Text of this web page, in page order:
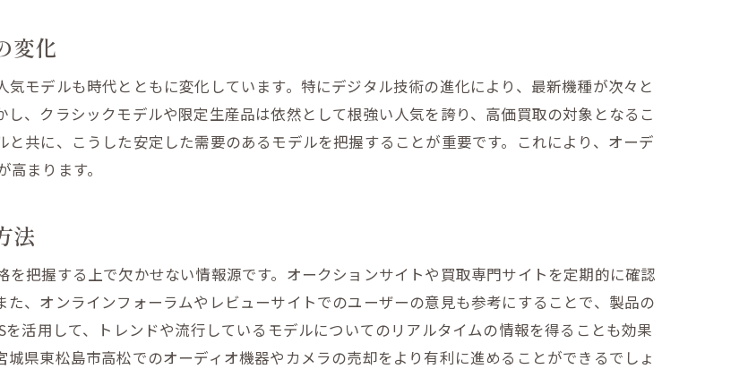
を巻き込む方法
ラインのハイブリッド戦略
ミュニケーション術
った宣伝方法
ためのカメラのメンテナンス方法
理方法
場合の保管法
び方
ナンス時期
を残す重要性
変化
モデルも時代とともに変化しています。特にデジタル技術の進化により、最新機種が次々と
、クラシックモデルや限定生産品は依然として根強い人気を誇り、高価買取の対象となるこ
共に、こうした安定した需要のあるモデルを把握することが重要です。これにより、オーデ
まります。
法
把握する上で欠かせない情報源です。オークションサイトや買取専門サイトを定期的に確認
、オンラインフォーラムやレビューサイトでのユーザーの意見も参考にすることで、製品の
活用して、トレンドや流行しているモデルについてのリアルタイムの情報を得ることも効果
県東松島市高松でのオーディオ機器やカメラの売却をより有利に進めることができるでしょ